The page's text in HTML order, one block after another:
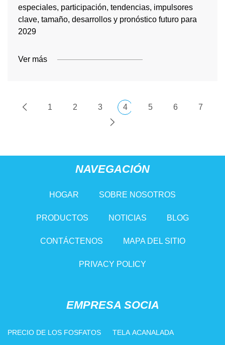
especiales, participación, tendencias, impulsores
clave, tamaño, desarrollos y pronóstico futuro para
2029
Ver más
1 2 3 4 5 6 7
NAVEGACIÓN
HOGAR SOBRE NOSOTROS
PRODUCTOS NOTICIAS BLOG
CONTÁCTENOS MAPA DEL SITIO
PRIVACY POLICY
EMPRESA SOCIA
PRECIO DE LOS FOSFATOS TELA ACANALADA